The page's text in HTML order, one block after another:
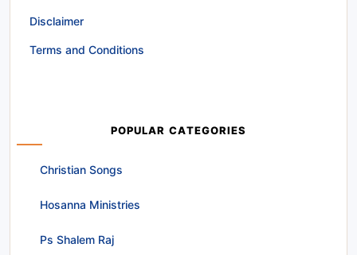
Disclaimer
Terms and Conditions
POPULAR CATEGORIES
Christian Songs
Hosanna Ministries
Ps Shalem Raj